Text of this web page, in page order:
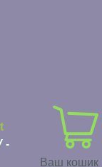
Ваш кошик
-